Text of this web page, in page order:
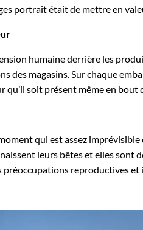
portrait était de mettre en
humaine derrière les
des magasins. Sur chaque
soit présent même en bout
qui est assez imprévisible
leurs bêtes et elles
préoccupations reproductives